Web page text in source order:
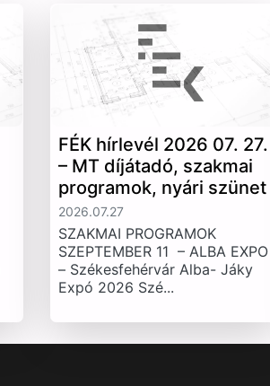
FÉK hírlevél 2026 07. 27.
– MT díjátadó, szakmai
programok, nyári szünet
2026.07.27
SZAKMAI PROGRAMOK
SZEPTEMBER 11 – ALBA EXPO
– Székesfehérvár Alba- Jáky
Expó 2026 Szé...